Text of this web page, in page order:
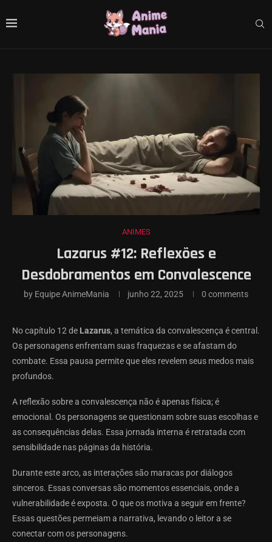
ANIMES
Lazarus #12: Reflexões e
Desdobramentos em Convalescence
by Equipe AnimeMania junho 22, 2025 0 comments
No capítulo 12 de Lazarus, a temática da convalescença é central.
Os personagens enfrentam suas fraquezas e se afastam do
combate. Essa pausa permite que eles revelem seus medos mais
profundos.
A reflexão sobre a convalescença não é apenas física; é
emocional. Os personagens se questionam sobre suas escolhas e
as consequências delas. Essa jornada interna é retratada com
sensibilidade nas páginas da história.
Durante este arco, as interações são maracas por diálogos
sinceros. Essas conversas são momentos essenciais, onde a
vulnerabilidade é exposta. O que os motiva a seguir em frente?
Essas questões permeiam a narrativa, levando o leitor a se
conectar com os personagens.